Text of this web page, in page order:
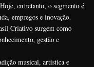
entretanto, o segmento é
empregos e inovação.
Criativo surgem como
gestão e
musical, artística e